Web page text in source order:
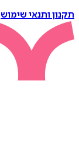
תקנון ותנאי שימוש